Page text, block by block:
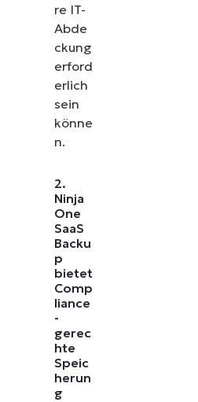
re IT-
Abde
ckung
erford
erlich
sein
könne
n.
2.
Ninja
One
SaaS
Backu
p
bietet
Comp
liance
-
gerec
hte
Speic
herun
g